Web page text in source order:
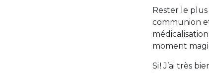
Rester le
communion
moment
Si ! J’ai très